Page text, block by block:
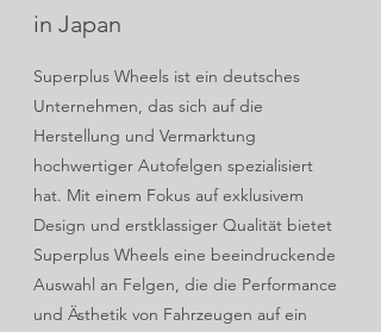
in Japan
Superplus Wheels ist ein deutsches
Unternehmen, das sich auf die
Herstellung und Vermarktung
hochwertiger Autofelgen spezialisiert
hat. Mit einem Fokus auf exklusivem
Design und erstklassiger Qualität bietet
Superplus Wheels eine beeindruckende
Auswahl an Felgen, die die Performance
und Ästhetik von Fahrzeugen auf ein